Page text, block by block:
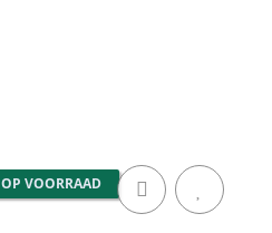
OP VOORRAAD